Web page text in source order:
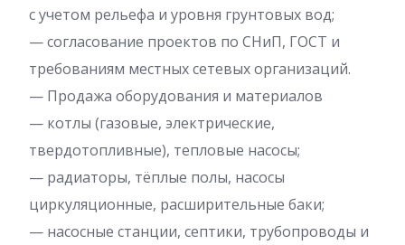
с учетом рельефа и уровня грунтовых вод;
— согласование проектов по СНиП, ГОСТ и
требованиям местных сетевых организаций.
— Продажа оборудования и материалов
— котлы (газовые, электрические,
твердотопливные), тепловые насосы;
— радиаторы, тёплые полы, насосы
циркуляционные, расширительные баки;
— насосные станции, септики, трубопроводы и